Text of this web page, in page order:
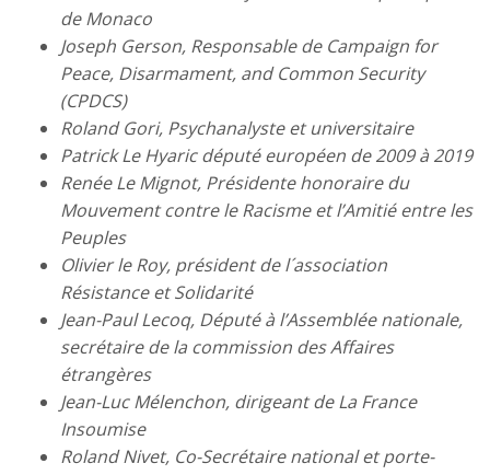
de Monaco
Joseph Gerson, Responsable de Campaign for
Peace, Disarmament, and Common Security
(CPDCS)
Roland Gori, Psychanalyste et universitaire
Patrick Le Hyaric député européen de 2009 à 2019
Renée Le Mignot, Présidente honoraire du
Mouvement contre le Racisme et l’Amitié entre les
Peuples
Olivier le Roy, président de l´association
Résistance et Solidarité
Jean-Paul Lecoq, Député à l’Assemblée nationale,
secrétaire de la commission des Affaires
étrangères
Jean-Luc Mélenchon, dirigeant de La France
Insoumise
Roland Nivet, Co-Secrétaire national et porte-